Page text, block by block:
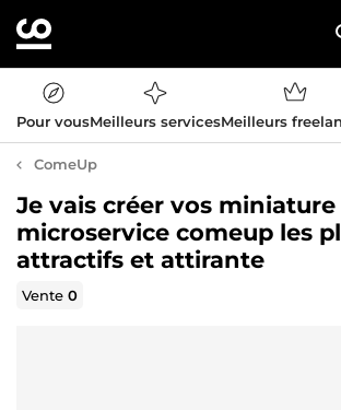
Pour vousMeilleurs servicesMeilleurs
ComeUp
Je vais créer vos miniature
microservice comeup les
attractifs et attirante
Vente0